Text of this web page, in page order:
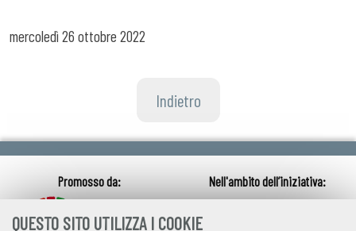
QUESTO SITO UTILIZZA I COOKIE
mercoledì 26 ottobre 2022
Indietro